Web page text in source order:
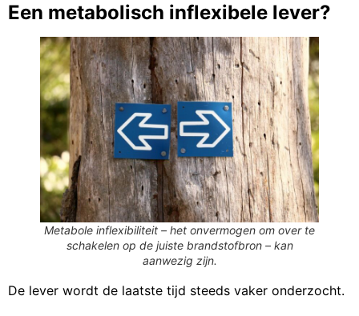
Een metabolisch inflexibele lever?
Metabole inflexibiliteit – het onvermogen om over te
schakelen op de juiste brandstofbron – kan
aanwezig zijn.
De lever wordt de laatste tijd steeds vaker onderzocht.